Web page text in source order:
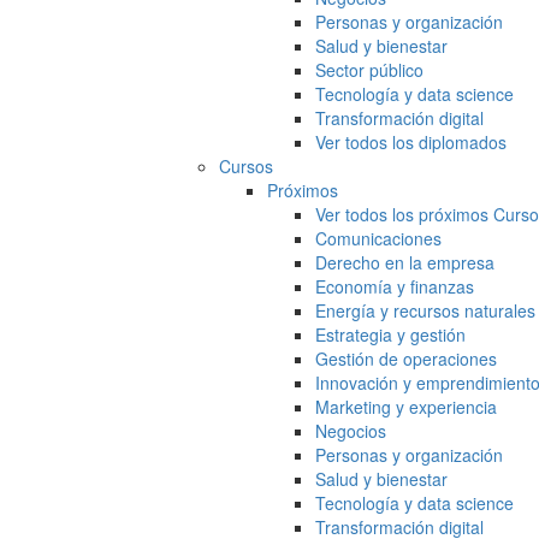
Personas y organización
Salud y bienestar
Sector público
Tecnología y data science
Transformación digital
Ver todos los diplomados
Cursos
Próximos
Ver todos los próximos
Comunicaciones
Derecho en la empresa
Economía y finanzas
Energía y recursos naturales
Estrategia y gestión
Gestión de operaciones
Innovación y emprendimiento
Marketing y experiencia
Negocios
Personas y organización
Salud y bienestar
Tecnología y data science
Transformación digital